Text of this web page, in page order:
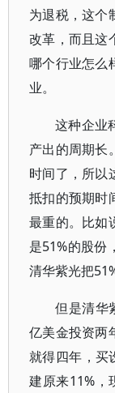
为退税，这个
改革，而且这
哪个行业怎么
业。
这种企业
产出的周期长
时间了，所以
抵扣的预期时
最重的。比如
是51%的股份
清华紫光把
但是清华
亿美金投资两
就得四年，买
建原来11%，